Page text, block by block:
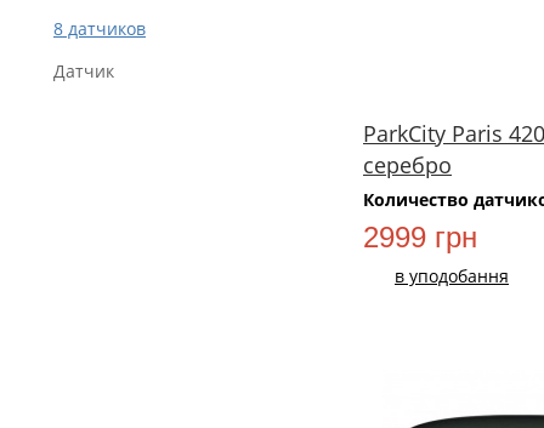
8 датчиков
Датчик
ParkCity Paris
серебро
Количество
2999 грн
в уподобання